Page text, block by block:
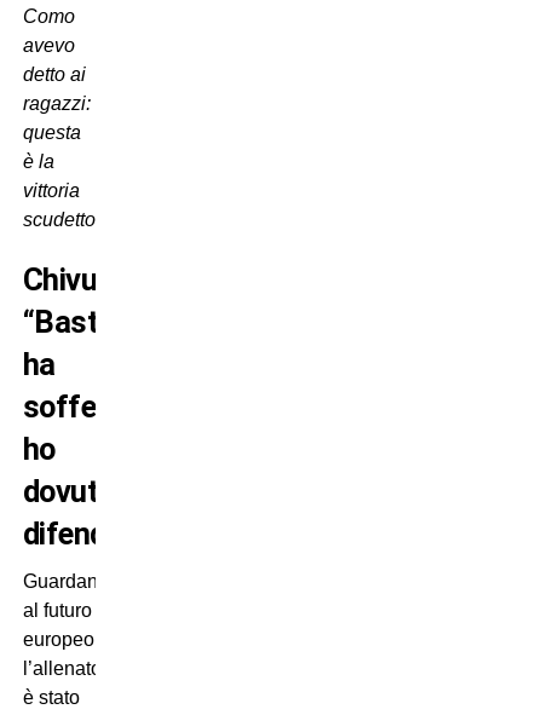
Como
avevo
detto ai
ragazzi:
questa
è la
vittoria
scudetto”
Chivu:
“Bastoni
ha
sofferto,
ho
dovuto
difenderlo.”
Guardando
al futuro
europeo,
l’allenatore
è stato